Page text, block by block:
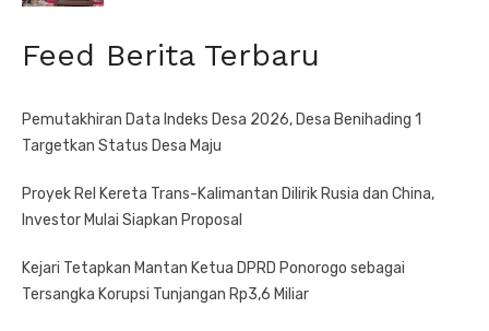
Feed Berita Terbaru
Pemutakhiran Data Indeks Desa 2026, Desa Benihading 1
Targetkan Status Desa Maju
Proyek Rel Kereta Trans-Kalimantan Dilirik Rusia dan China,
Investor Mulai Siapkan Proposal
Kejari Tetapkan Mantan Ketua DPRD Ponorogo sebagai
Tersangka Korupsi Tunjangan Rp3,6 Miliar